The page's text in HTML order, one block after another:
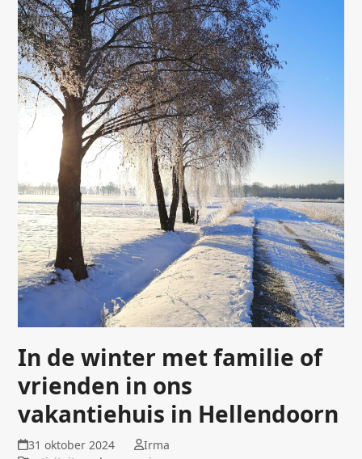
In de winter met familie of
vrienden in ons
vakantiehuis in Hellendoorn
31 oktober 2024
Irma